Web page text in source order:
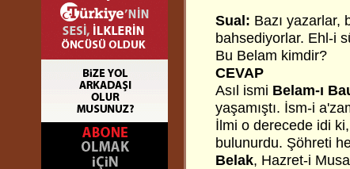
Sual: Bazı yazarlar,
bahsediyorlar. Ehl-i
Bu Belam kimdir?
CEVAP
Asıl ismi Belam-ı
yaşamıştı. İsm-i
İlmi o derecede idi
bulunurdu. Şöhreti
Belak, Hazret-i